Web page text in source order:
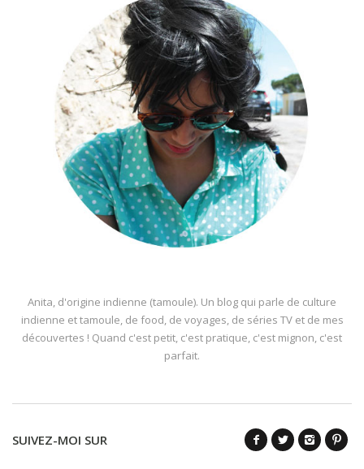
Anita, d'origine indienne (tamoule). Un blog qui parle de culture
indienne et tamoule, de food, de voyages, de séries TV et de mes
découvertes ! Quand c'est petit, c'est pratique, c'est mignon, c'est
parfait.
SUIVEZ-MOI SUR